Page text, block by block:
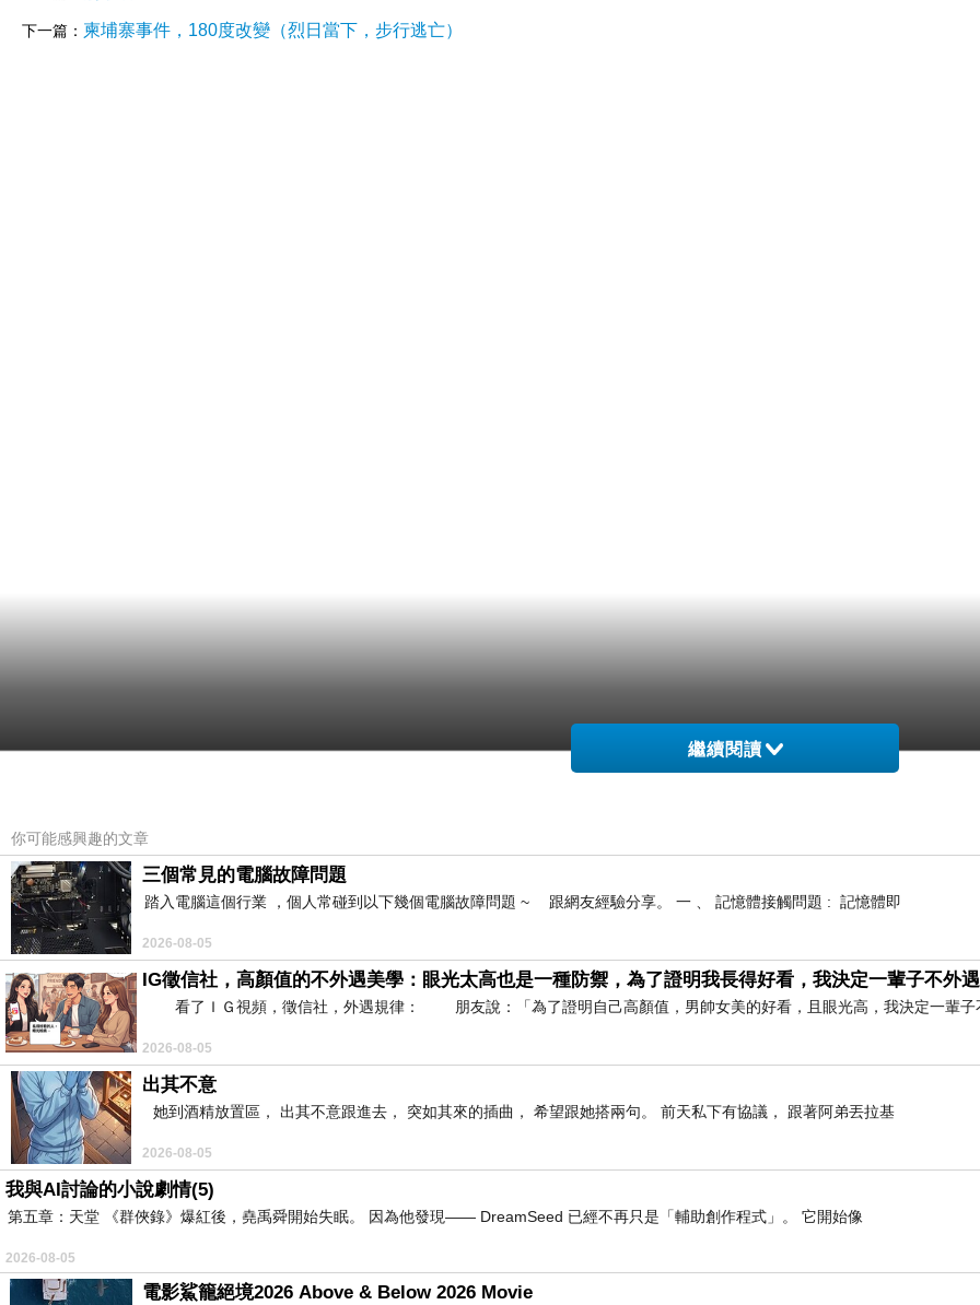
下一篇： 柬埔寨事件，180度改變（烈日當下，步行逃亡）
繼續閱讀
你可能感興趣的文章
三個常見的電腦故障問題
踏入電腦這個行業 ，個人常碰到以下幾個電腦故障問題 ~ 跟網友經驗分享。 一 、 記憶體接觸問題 : 記憶體即
2026-08-05
IG徵信社，高顏值的不外遇美學：眼光太高也是一種防禦，為了證明我長得好看，我決定一輩子不外遇
看了ＩＧ視頻，徵信社，外遇規律： 朋友說：「為了證明自己高顏值，男帥女美的好看，且眼光高，我決定一輩子
2026-08-05
出其不意
她到酒精放置區， 出其不意跟進去， 突如其來的插曲， 希望跟她搭兩句。 前天私下有協議， 跟著阿弟丟拉基
2026-08-05
我與AI討論的小說劇情(5)
第五章：天堂 《群俠錄》爆紅後，堯禹舜開始失眠。 因為他發現—— DreamSeed 已經不再只是「輔助創作程式」。 它開始像
2026-08-05
電影鯊籠絕境2026 Above & Below 2026 Movie